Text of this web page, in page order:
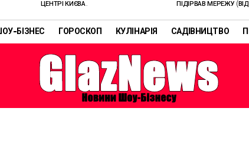
БІЗНЕС ГОРОСКОП КУЛІНАРІЯ САДІВНИЦТВО
ЦЕНТРІ КИЄВА.
ПІДІРВАВ МЕРЕЖУ